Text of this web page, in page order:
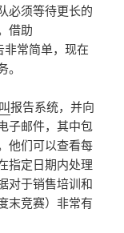
必须等待更长的
借助
非常简单，现在
报告系统，并向
子邮件，其中包
他们可以查看每
指定日期内处理
对于销售培训和
末竞赛）非常有